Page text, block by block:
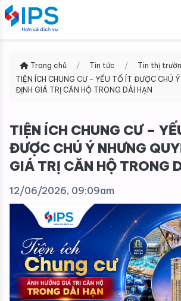
Trang chủ / Tin tức / Tin thị
TIỆN ÍCH CHUNG CƯ – YẾU TỐ ÍT ĐƯỢC CHÚ
ĐỊNH GIÁ TRỊ CĂN HỘ TRONG DÀI HẠN
TIỆN ÍCH CHUNG CƯ –
ĐƯỢC CHÚ Ý NHƯNG
GIÁ TRỊ CĂN HỘ TRONG
12/06/2026, 09:09am